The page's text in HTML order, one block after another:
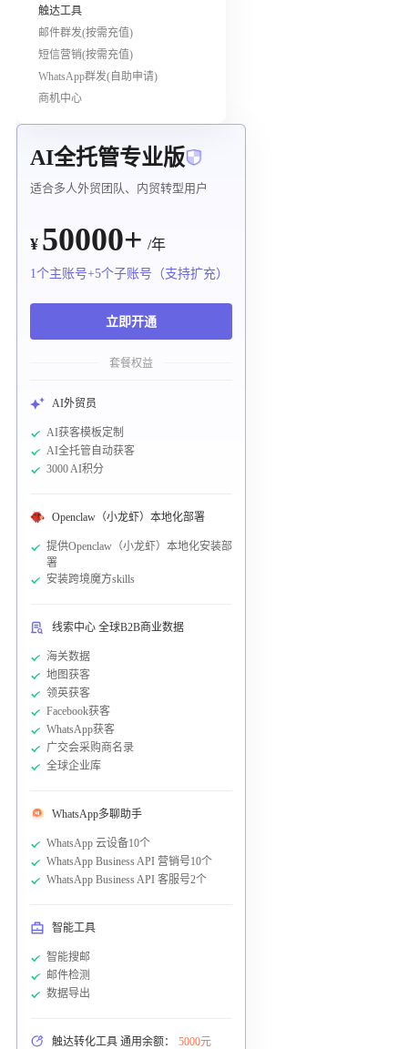
触达工具
邮件群发(按需充值)
短信营销(按需充值)
WhatsApp群发(自助申请)
商机中心
AI全托管专业版
适合多人外贸团队、内贸转型用户
¥ 50000+ /年
1个主账号+5个子账号（支持扩充）
立即开通
套餐权益
AI外贸员
AI获客模板定制
AI全托管自动获客
3000 AI积分
Openclaw（小龙虾）本地化部署
提供Openclaw（小龙虾）本地化安装部
署
安装跨境魔方skills
线索中心 全球B2B商业数据
海关数据
地图获客
领英获客
Facebook获客
WhatsApp获客
广交会采购商名录
全球企业库
WhatsApp多聊助手
WhatsApp 云设备10个
WhatsApp Business API 营销号10个
WhatsApp Business API 客服号2个
智能工具
智能搜邮
邮件检测
数据导出
触达转化工具 通用余额： 5000元